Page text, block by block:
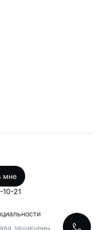
мне
21
защищены